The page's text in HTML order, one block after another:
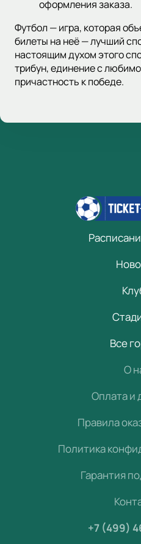
оформления заказа.
Футбол — игра, которая
билеты на неё — лучший
настоящим духом этого
трибун, единение с
причастность к победе.
Все
О
Оплата и
Правила
Политика
Гарантия
+7 (499)